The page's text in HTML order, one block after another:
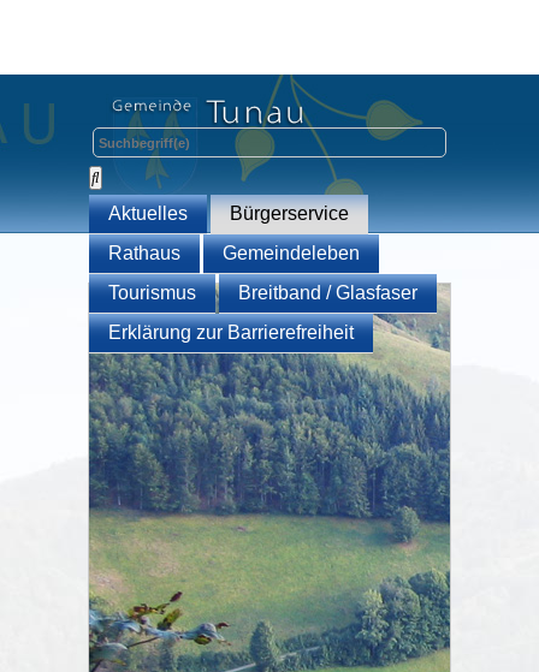
Aktuelles
Bürgerservice
Rathaus
Gemeindeleben
Tourismus
Breitband / Glasfaser
Erklärung zur Barrierefreiheit